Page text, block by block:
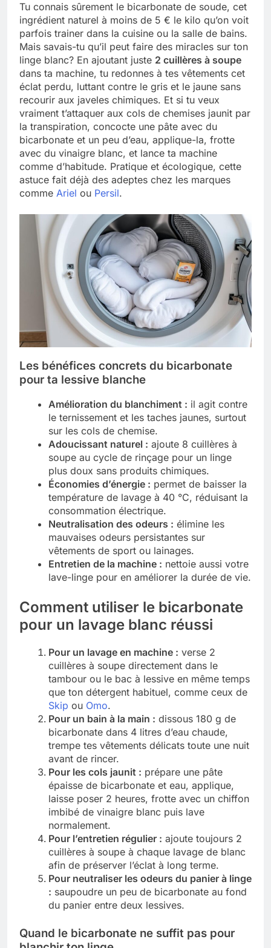
À partir de quel montant la CAF porte
plainte : comprendre les seuils à
connaître
5 Mois Ago
Découvrir pourquoi des trous dans le
jardin sans monticule apparaissent et
comment les traiter
5 Mois Ago
Tu connais sûrement le bicarbonate de soude, cet
ingrédient naturel à moins de 5 € le kilo qu’on voit
parfois trainer dans la cuisine ou la salle de bains.
Mais savais-tu qu’il peut faire des miracles sur ton
linge blanc? En ajoutant juste 2 cuillères à soupe
dans ta machine, tu redonnes à tes vêtements cet
éclat perdu, luttant contre le gris et le jaune sans
recourir aux javeles chimiques. Et si tu veux
vraiment t’attaquer aux cols de chemises jaunit par
la transpiration, concocte une pâte avec du
bicarbonate et un peu d’eau, applique-la, frotte
avec du vinaigre blanc, et lance ta machine
comme d’habitude. Pratique et écologique, cette
astuce fait déjà des adeptes chez les marques
comme Ariel ou Persil.
Les bénéfices concrets du bicarbonate
pour ta lessive blanche
Amélioration du blanchiment : il agit contre
le ternissement et les taches jaunes, surtout
sur les cols de chemise.
Adoucissant naturel : ajoute 8 cuillères à
soupe au cycle de rinçage pour un linge
plus doux sans produits chimiques.
Économies d’énergie : permet de baisser la
température de lavage à 40 °C, réduisant la
consommation électrique.
Neutralisation des odeurs : élimine les
mauvaises odeurs persistantes sur
vêtements de sport ou lainages.
Entretien de la machine : nettoie aussi votre
lave-linge pour en améliorer la durée de vie.
Comment utiliser le bicarbonate
pour un lavage blanc réussi
Pour un lavage en machine : verse 2
cuillères à soupe directement dans le
tambour ou le bac à lessive en même temps
que ton détergent habituel, comme ceux de
Skip ou Omo.
Pour un bain à la main : dissous 180 g de
bicarbonate dans 4 litres d’eau chaude,
trempe tes vêtements délicats toute une nuit
avant de rincer.
Pour les cols jaunit : prépare une pâte
épaisse de bicarbonate et eau, applique,
laisse poser 2 heures, frotte avec un chiffon
imbibé de vinaigre blanc puis lave
normalement.
Pour l’entretien régulier : ajoute toujours 2
cuillères à soupe à chaque lavage de blanc
afin de préserver l’éclat à long terme.
Pour neutraliser les odeurs du panier à linge
: saupoudre un peu de bicarbonate au fond
du panier entre deux lessives.
Quand le bicarbonate ne suffit pas pour